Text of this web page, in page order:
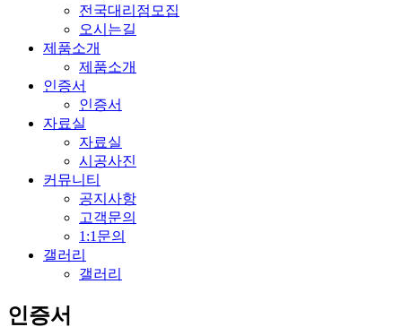
전국대리점모집
오시는길
제품소개
제품소개
인증서
인증서
자료실
자료실
시공사진
커뮤니티
공지사항
고객문의
1:1문의
갤러리
갤러리
인증서